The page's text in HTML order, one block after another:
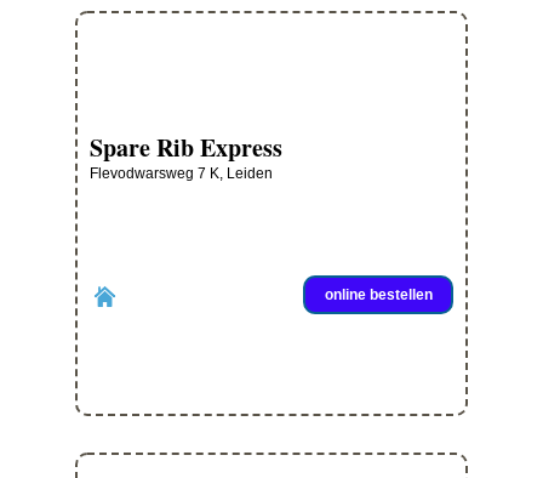
Spare Rib Express
Flevodwarsweg 7 K, Leiden
online bestellen